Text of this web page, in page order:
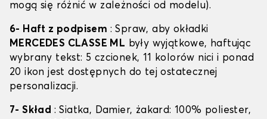
mogą się różnić w zależności od modelu).
6- Haft z podpisem : Spraw, aby okładki
MERCEDES CLASSE ML były wyjątkowe, haftując
wybrany tekst: 5 czcionek, 11 kolorów nici i ponad
20 ikon jest dostępnych do tej ostatecznej
personalizacji.
7- Skład : Siatka, Damier, żakard: 100% poliester,